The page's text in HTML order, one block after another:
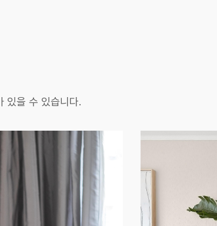
있을 수 있습니다.